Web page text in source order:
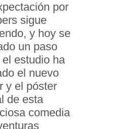
por
sigue
y hoy se
un paso
el estudio ha
el nuevo
y el póster
de esta
comedia